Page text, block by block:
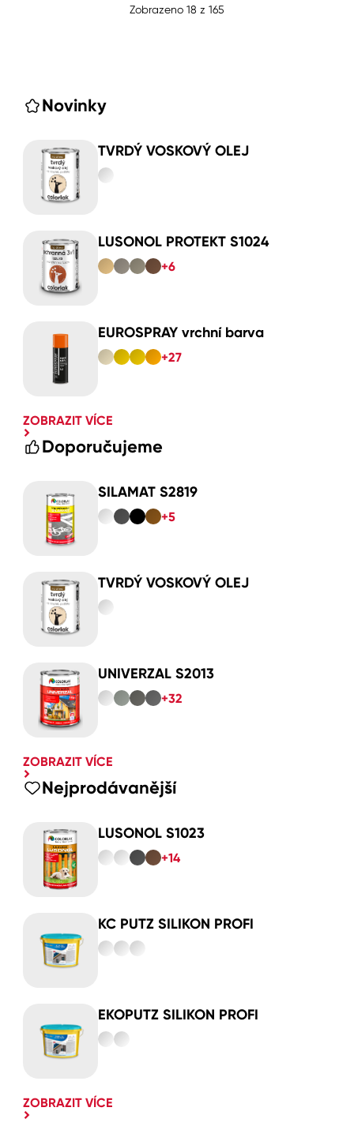
Zobrazeno 18 z 165
Novinky
TVRDÝ VOSKOVÝ OLEJ
LUSONOL PROTEKT S1024
+6
EUROSPRAY vrchní barva
+27
ZOBRAZIT VÍCE
Doporučujeme
SILAMAT S2819
+5
TVRDÝ VOSKOVÝ OLEJ
UNIVERZAL S2013
+32
ZOBRAZIT VÍCE
Nejprodávanější
LUSONOL S1023
+14
KC PUTZ SILIKON PROFI
EKOPUTZ SILIKON PROFI
ZOBRAZIT VÍCE